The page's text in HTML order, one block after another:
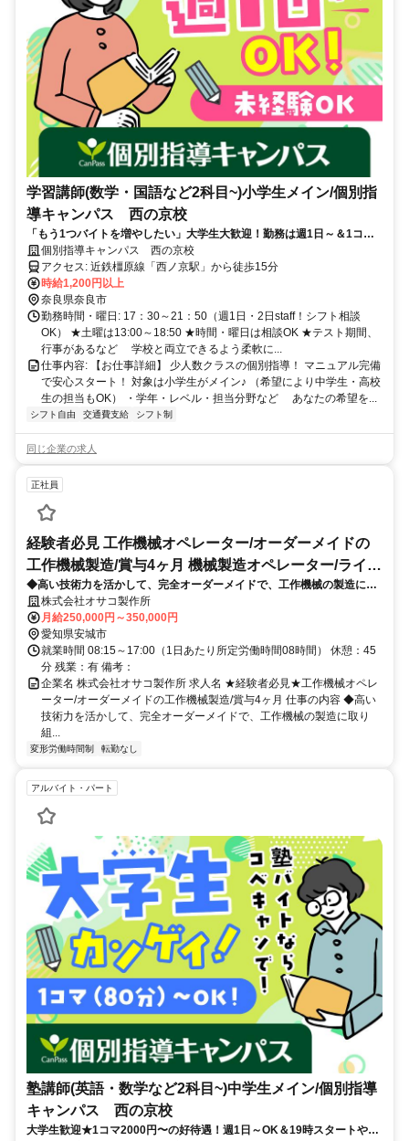
学習講師(数学・国語など2科目~)小学生メイン/個別指
導キャンパス 西の京校
「もう1つバイトを増やしたい」大学生大歓迎！勤務は週1日～＆1コマ
からOK♪スーツ不要＆保護者対応なし！中学レベルの数学・英語ができ
ればOK
個別指導キャンパス 西の京校
アクセス: 近鉄橿原線「西ノ京駅」から徒歩15分
時給1,200円以上
奈良県奈良市
勤務時間・曜日: 17：30～21：50（週1日・2日staff！シフト相談
OK） ★土曜は13:00～18:50 ★時間・曜日は相談OK ★テスト期間、
行事があるなど 学校と両立できるよう柔軟に...
仕事内容: 【お仕事詳細】 少人数クラスの個別指導！ マニュアル完備
で安心スタート！ 対象は小学生がメイン♪ （希望により中学生・高校
生の担当もOK） ・学年・レベル・担当分野など あなたの希望を...
シフト自由 交通費支給 シフト制
同じ企業の求人
正社員
経験者必見 工作機械オペレーター/オーダーメイドの
工作機械製造/賞与4ヶ月 機械製造オペレーター/ライン
マネージャー
◆高い技術力を活かして、完全オーダーメイドで、工作機械の製造に取
り組む弊社にて、機械オペレーターをお任せします！経験を活かして、
ご活躍いただける環境です
株式会社オサコ製作所
月給250,000円～350,000円
愛知県安城市
就業時間 08:15～17:00（1日あたり所定労働時間08時間） 休憩：45
分 残業：有 備考：
企業名 株式会社オサコ製作所 求人名 ★経験者必見★工作機械オペレ
ーター/オーダーメイドの工作機械製造/賞与4ヶ月 仕事の内容 ◆高い
技術力を活かして、完全オーダーメイドで、工作機械の製造に取り
組...
変形労働時間制 転勤なし
アルバイト・パート
塾講師(英語・数学など2科目~)中学生メイン/個別指導
キャンパス 西の京校
大学生歓迎★1コマ2000円〜の好待遇！週1日～OK＆19時スタートや